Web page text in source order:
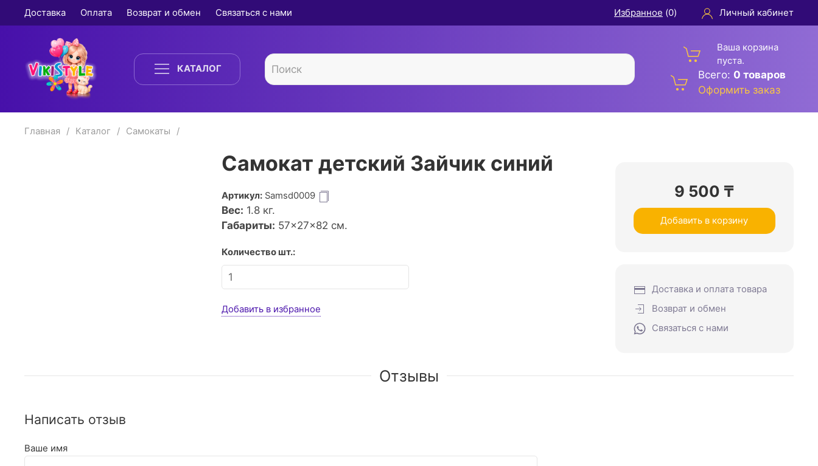
Доставка Оплата Возврат и обмен Связаться с нами Избранное (0) Личный кабинет
КАТАЛОГ
Ваша корзина
пуста.
Всего: 0 товаров
Оформить заказ
Главная Каталог Самокаты
Самокат детский Зайчик синий
Артикул: Samsd0009
Вес: 1.8кг.
Габариты: 57×27×82 см.
Количество шт.:
Добавить в избранное
9 500 ₸
Добавить в корзину
Доставка и оплата товара
Возврат и обмен
Связаться с нами
Отзывы
Написать отзыв
Ваше имя